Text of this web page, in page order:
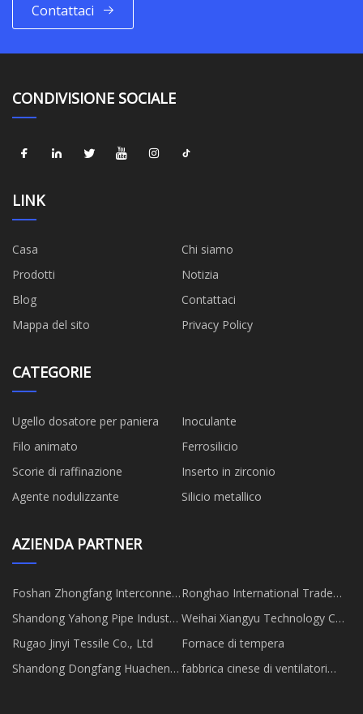
Contattaci
CONDIVISIONE SOCIALE
LINK
Casa
Chi siamo
Prodotti
Notizia
Blog
Contattaci
Mappa del sito
Privacy Policy
CATEGORIE
Ugello dosatore per paniera
Inoculante
Filo animato
Ferrosilicio
Scorie di raffinazione
Inserto in zirconio
Agente nodulizzante
Silicio metallico
AZIENDA PARTNER
Foshan Zhongfang Interconnect
Technology Co.Ltd
Ronghao International Trade
Limited
Shandong Yahong Pipe Industry
Co., Ltd.
Weihai Xiangyu Technology Co.,
Ltd.
Rugao Jinyi Tessile Co., Ltd
Fornace di tempera
Shandong Dongfang Huachen
fabbrica cinese di ventilatori